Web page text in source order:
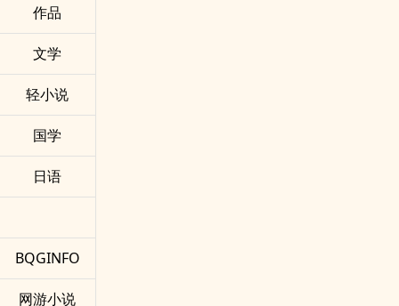
作品
文学
轻小说
国学
日语
BQGINFO
网游小说